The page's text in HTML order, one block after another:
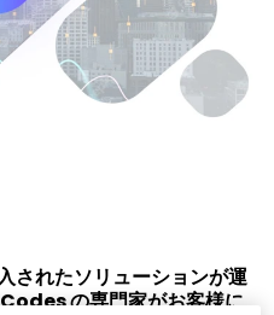
されたソリューションが運
の専門家がお客様に